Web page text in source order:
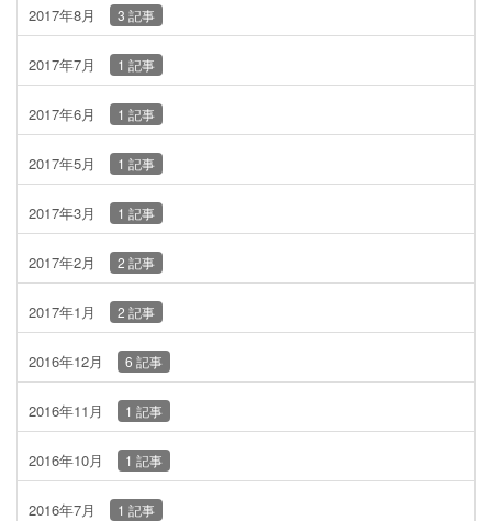
2017年8月 3 記事
2017年7月 1 記事
2017年6月 1 記事
2017年5月 1 記事
2017年3月 1 記事
2017年2月 2 記事
2017年1月 2 記事
2016年12月 6 記事
2016年11月 1 記事
2016年10月 1 記事
2016年7月 1 記事